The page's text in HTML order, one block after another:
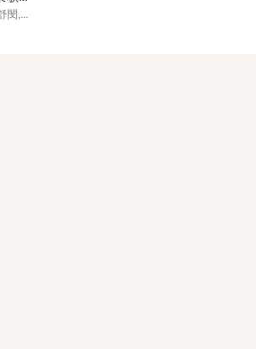
Various Artists, 李泓霖, 楊舒閔, 孫培綺, 許恩菱, 吳羽柔, 林言芯, 韓乃欣, 梁承煜, 黃至麒, 楊庭毓, 王晨育, 盧可程, 盧佳蔚, 杜鳳儀, 陳薇, 蔡佳穎, 邱曼妮, 申屠文栩, 陳柏翰, 曹馨云, 陳品妤, 林侑蓁, 王...